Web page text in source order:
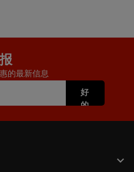
的最新信息
